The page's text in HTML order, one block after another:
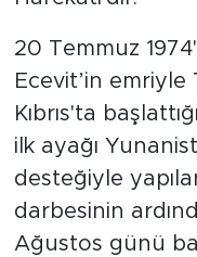
20 Temmuz
Ecevit’in emriyle
Kıbrıs'ta
ilk ayağı
desteğiyle
darbesinin
Ağustos günü